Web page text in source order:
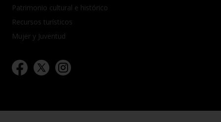
Patrimonio cultural e histórico
Recursos turísticos
Mujer y Juventud